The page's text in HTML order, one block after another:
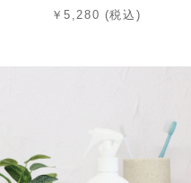
￥5,280 (税込)